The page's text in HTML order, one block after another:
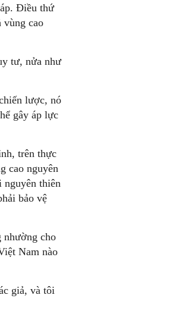
Điều thứ
vùng cao
tư, nửa như
lược, nó
gây áp lực
trên thực
cao nguyên
nguyên thiên
bảo vệ
nhường cho
Nam nào
giả, và tôi